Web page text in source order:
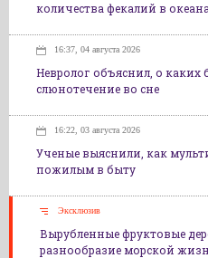
количества фекалий в
16:37, 04 августа 2026
Невролог объяснил, о каких
слюнотечение во сне
16:22, 03 августа 2026
Ученые выяснили, как
пожилым в быту
Эксклюзив
Вырубленные фруктовые
разнообразие морской